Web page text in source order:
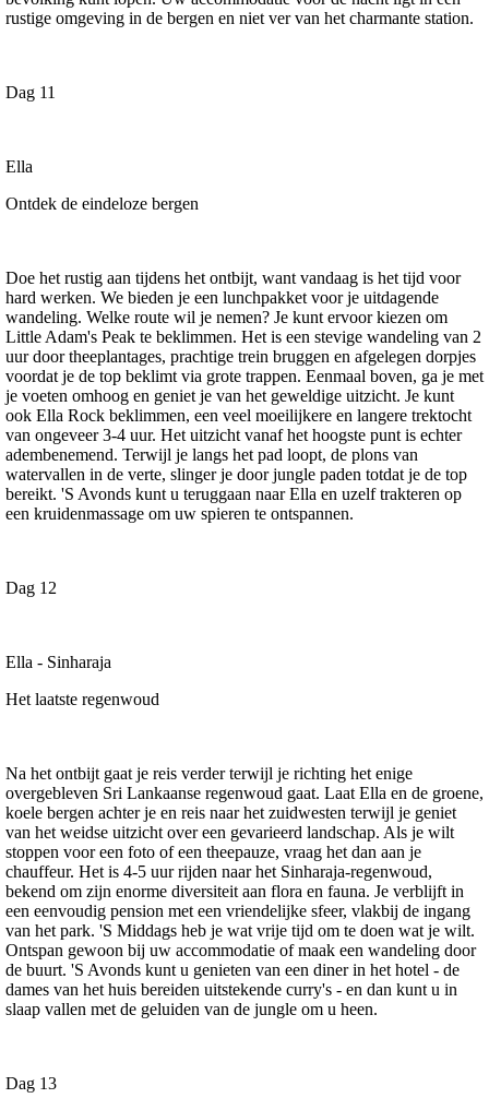
rustige omgeving in de bergen en niet ver van het charmante station.
Dag 11
Ella
Ontdek de eindeloze bergen
Doe het rustig aan tijdens het ontbijt, want vandaag is het tijd voor
hard werken. We bieden je een lunchpakket voor je uitdagende
wandeling. Welke route wil je nemen? Je kunt ervoor kiezen om
Little Adam's Peak te beklimmen. Het is een stevige wandeling van 2
uur door theeplantages, prachtige trein bruggen en afgelegen dorpjes
voordat je de top beklimt via grote trappen. Eenmaal boven, ga je met
je voeten omhoog en geniet je van het geweldige uitzicht. Je kunt
ook Ella Rock beklimmen, een veel moeilijkere en langere trektocht
van ongeveer 3-4 uur. Het uitzicht vanaf het hoogste punt is echter
adembenemend. Terwijl je langs het pad loopt, de plons van
watervallen in de verte, slinger je door jungle paden totdat je de top
bereikt. 'S Avonds kunt u teruggaan naar Ella en uzelf trakteren op
een kruidenmassage om uw spieren te ontspannen.
Dag 12
Ella - Sinharaja
Het laatste regenwoud
Na het ontbijt gaat je reis verder terwijl je richting het enige
overgebleven Sri Lankaanse regenwoud gaat. Laat Ella en de groene,
koele bergen achter je en reis naar het zuidwesten terwijl je geniet
van het weidse uitzicht over een gevarieerd landschap. Als je wilt
stoppen voor een foto of een theepauze, vraag het dan aan je
chauffeur. Het is 4-5 uur rijden naar het Sinharaja-regenwoud,
bekend om zijn enorme diversiteit aan flora en fauna. Je verblijft in
een eenvoudig pension met een vriendelijke sfeer, vlakbij de ingang
van het park. 'S Middags heb je wat vrije tijd om te doen wat je wilt.
Ontspan gewoon bij uw accommodatie of maak een wandeling door
de buurt. 'S Avonds kunt u genieten van een diner in het hotel - de
dames van het huis bereiden uitstekende curry's - en dan kunt u in
slaap vallen met de geluiden van de jungle om u heen.
Dag 13